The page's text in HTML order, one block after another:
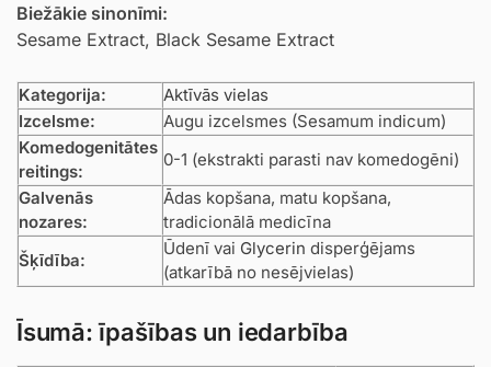
Biežākie sinonīmi:
Sesame Extract, Black Sesame Extract
Kategorija:
Aktīvās vielas
Izcelsme:
Augu izcelsmes (Sesamum indicum)
Komedogenitātes
reitings:
0-1 (ekstrakti parasti nav komedogēni)
Galvenās
nozares:
Ādas kopšana, matu kopšana,
tradicionālā medicīna
Šķīdība:
Ūdenī vai Glycerin disperģējams
(atkarībā no nesējvielas)
Īsumā: īpašības un iedarbība